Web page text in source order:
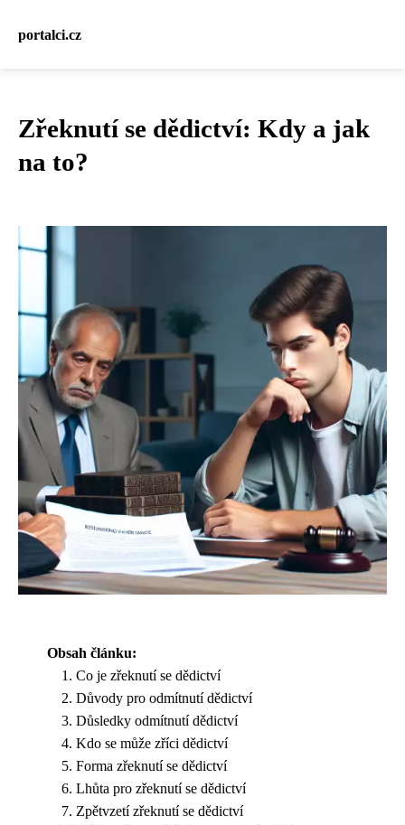
portalci.cz
Zřeknutí se dědictví: Kdy a jak
na to?
Obsah článku:
Co je zřeknutí se dědictví
Důvody pro odmítnutí dědictví
Důsledky odmítnutí dědictví
Kdo se může zříci dědictví
Forma zřeknutí se dědictví
Lhůta pro zřeknutí se dědictví
Zpětvzetí zřeknutí se dědictví